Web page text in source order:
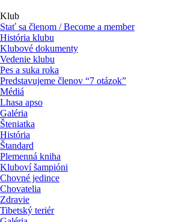
Klub
Stať sa členom / Become a member
História klubu
Klubové dokumenty
Vedenie klubu
Pes a suka roka
Predstavujeme členov “7 otázok”
Médiá
Lhasa apso
Galéria
Šteniatka
História
Štandard
Plemenná kniha
Kluboví šampióni
Chovné jedince
Chovatelia
Zdravie
Tibetský teriér